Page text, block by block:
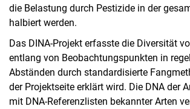
die Belastung durch Pestizide in der
halbiert werden.
Das DINA-Projekt erfasste die Diversität
entlang von Beobachtungspunkten in
Abständen durch standardisierte
der Projektseite erklärt wird. Die DNA der
mit DNA-Referenzlisten bekannter Arten